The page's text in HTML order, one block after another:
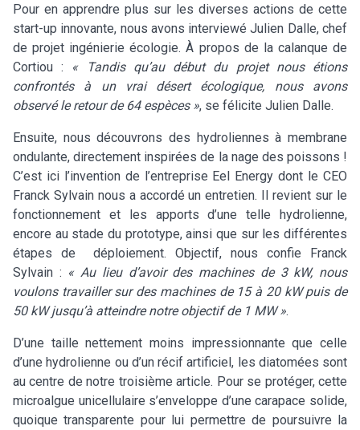
Pour en apprendre plus sur les diverses actions de cette
start-up innovante, nous avons interviewé Julien Dalle, chef
de projet ingénierie écologie. À propos de la calanque de
Cortiou : « Tandis qu’au début du projet nous étions
confrontés à un vrai désert écologique, nous avons
observé le retour de 64 espèces », se félicite Julien Dalle.
Ensuite, nous découvrons des hydroliennes à membrane
ondulante, directement inspirées de la nage des poissons !
C’est ici l’invention de l’entreprise Eel Energy dont le CEO
Franck Sylvain nous a accordé un entretien. Il revient sur le
fonctionnement et les apports d’une telle hydrolienne,
encore au stade du prototype, ainsi que sur les différentes
étapes de déploiement. Objectif, nous confie Franck
Sylvain : « Au lieu d’avoir des machines de 3 kW, nous
voulons travailler sur des machines de 15 à 20 kW puis de
50 kW jusqu’à atteindre notre objectif de 1 MW ».
D’une taille nettement moins impressionnante que celle
d’une hydrolienne ou d’un récif artificiel, les diatomées sont
au centre de notre troisième article. Pour se protéger, cette
microalgue unicellulaire s’enveloppe d’une carapace solide,
quoique transparente pour lui permettre de poursuivre la